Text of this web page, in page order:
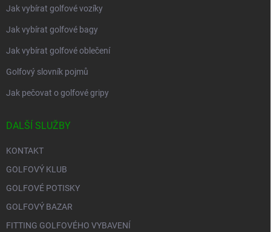
Jak vybírat golfové vozíky
Jak vybírat golfové bagy
Jak vybírat golfové oblečení
Golfový slovník pojmů
Jak pečovat o golfové gripy
DALŠÍ SLUŽBY
KONTAKT
GOLFOVÝ KLUB
GOLFOVÉ POTISKY
GOLFOVÝ BAZAR
FITTING GOLFOVÉHO VYBAVENÍ